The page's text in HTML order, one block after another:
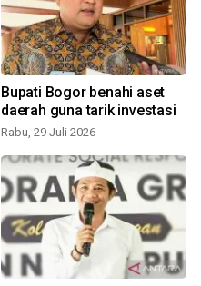
Bupati Bogor benahi aset
daerah guna tarik investasi
Rabu, 29 Juli 2026